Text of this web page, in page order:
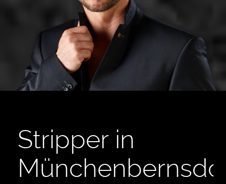
Stripper in